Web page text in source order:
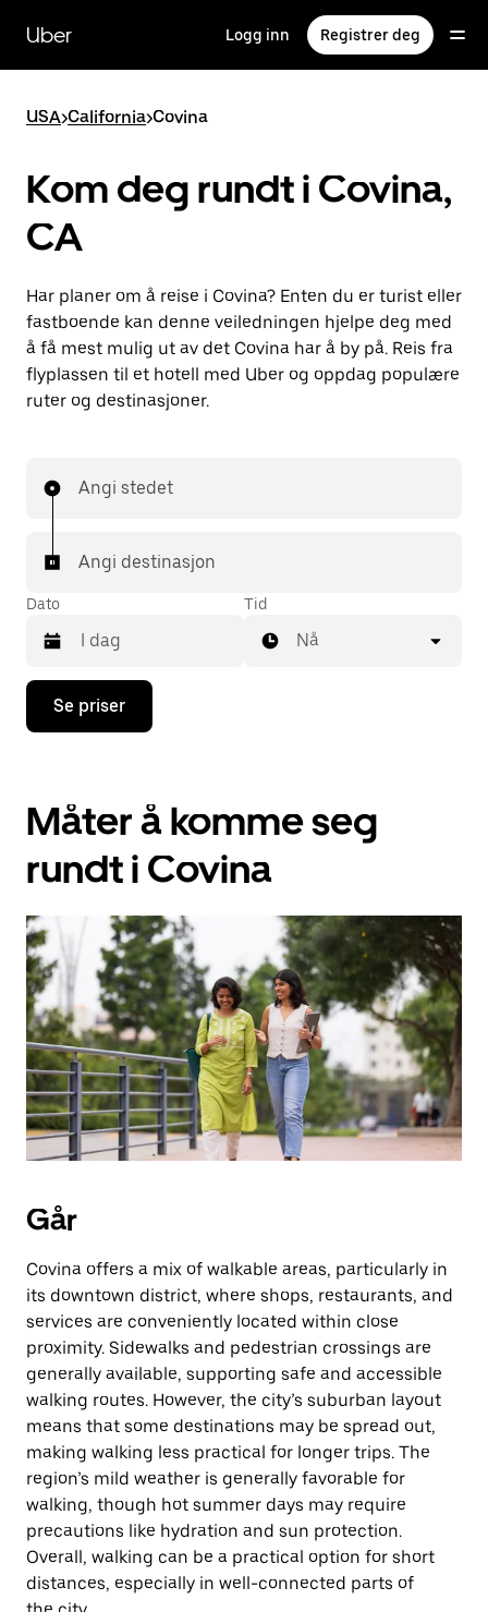
hovedinnholdet
Uber Logg inn Registrer deg
USA>California>Covina
Kom deg rundt i Covina,
CA
Har planer om å reise i Covina? Enten du er turist eller
fastboende kan denne veiledningen hjelpe deg med
å få mest mulig ut av det Covina har å by på. Reis fra
flyplassen til et hotell med Uber og oppdag populære
ruter og destinasjoner.
Angi stedet
Angi destinasjon
Dato
Trykk
piltast
åpne
kalenderen
velge
Trykk
på
Esc-
knappen
for
å
lukke
kalenderen.
Tid
Nå
Se priser
Måter å komme seg
rundt i Covina
Går
Covina offers a mix of walkable areas, particularly in
its downtown district, where shops, restaurants, and
services are conveniently located within close
proximity. Sidewalks and pedestrian crossings are
generally available, supporting safe and accessible
walking routes. However, the city’s suburban layout
means that some destinations may be spread out,
making walking less practical for longer trips. The
region’s mild weather is generally favorable for
walking, though hot summer days may require
precautions like hydration and sun protection.
Overall, walking can be a practical option for short
distances, especially in well-connected parts of